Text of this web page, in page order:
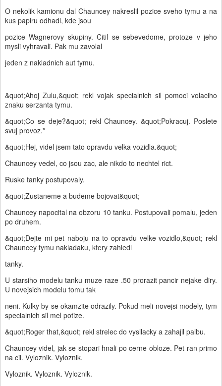
O nekolik kamionu dal Chauncey nakreslil pozice sveho tymu a na
kus papiru odhadl, kde jsou
pozice Wagnerovy skupiny. Citil se sebevedome, protoze v jeho
mysli vyhravali. Pak mu zavolal
jeden z nakladnich aut tymu.
&quot;Ahoj Zulu,&quot; rekl vojak specialnich sil pomoci volaciho
znaku serzanta tymu.
&quot;Co se deje?&quot; rekl Chauncey. &quot;Pokracuj. Poslete
svuj provoz.*
&quot;Hej, videl jsem tato opravdu velka vozidla.&quot;
Chauncey vedel, co jsou zac, ale nikdo to nechtel rict.
Ruske tanky postupovaly.
&quot;Zustaneme a budeme bojovat&quot;
Chauncey napocital na obzoru 10 tanku. Postupovali pomalu, jeden
po druhem.
&quot;Dejte mi pet naboju na to opravdu velke vozidlo,&quot; rekl
Chauncey tymu nakladaku, ktery zahledl
tanky.
U starsiho modelu tanku muze raze .50 prorazit pancir nejake diry.
U novejsich modelu tomu tak
neni. Kulky by se okamzite odrazily. Pokud meli novejsi modely, tym
specialnich sil mel potize.
&quot;Roger that,&quot; rekl strelec do vysilacky a zahajil palbu.
Chauncey videl, jak se stopari hnali po cerne obloze. Pet ran primo
na cil. Vyloznik. Vyloznik.
Vyloznik. Vyloznik. Vyloznik.